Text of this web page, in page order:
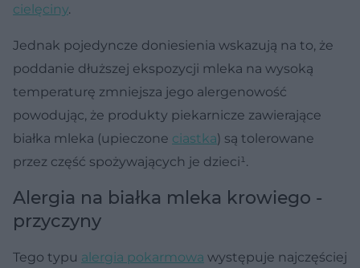
cielęciny.
Jednak pojedyncze doniesienia wskazują na to, że
poddanie dłuższej ekspozycji mleka na wysoką
temperaturę zmniejsza jego alergenowość
powodując, że produkty piekarnicze zawierające
białka mleka (upieczone ciastka) są tolerowane
przez część spożywających je dzieci¹.
Alergia na białka mleka krowiego -
przyczyny
Tego typu alergia pokarmowa występuje najczęściej